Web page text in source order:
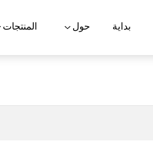
بداية حول المنتجات